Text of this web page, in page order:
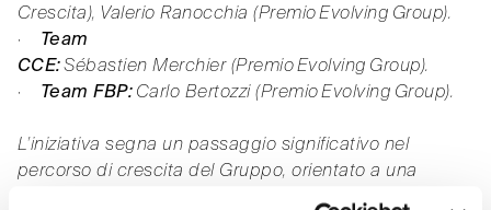
Crescita), Valerio Ranocchia (Premio Evolving Group).
· Team
CCE:Sébastien Merchier (Premio Evolving Group).
· Team FBP:Carlo Bertozzi (Premio Evolving Group).
L’iniziativa segna un passaggio significativo nel
percorso di crescita del Gruppo, orientato a una